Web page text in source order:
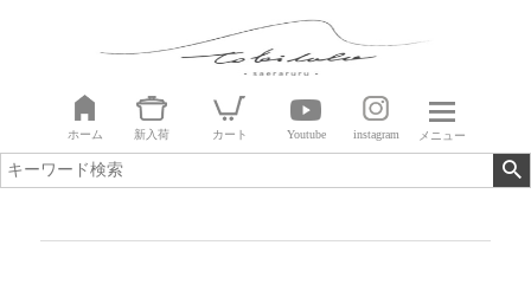
ホーム 新入荷 カート Youtube instagram メニュー